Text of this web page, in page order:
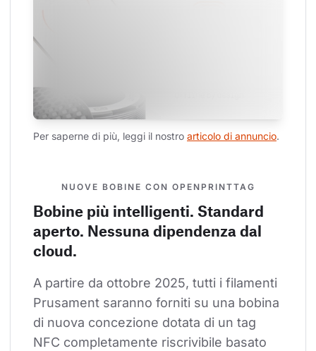
Per saperne di più, leggi il nostro articolo di annuncio.
NUOVE BOBINE CON OPENPRINTTAG
Bobine più intelligenti. Standard
aperto. Nessuna dipendenza dal
cloud.
A partire da ottobre 2025, tutti i filamenti
Prusament saranno forniti su una bobina
di nuova concezione dotata di un tag
NFC completamente riscrivibile basato